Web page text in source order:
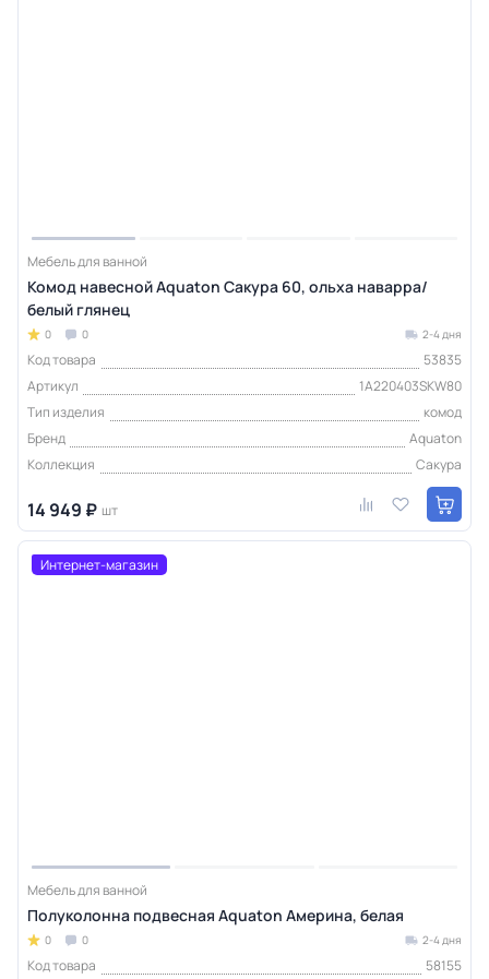
Мебель для ванной
Комод навесной Aquaton Сакура 60, ольха наварра/
белый глянец
0 0 2-4 дня
Код товара
53835
Артикул
1A220403SKW80
Тип изделия
комод
Бренд
Aquaton
Коллекция
Сакура
14 949 ₽ шт
Интернет-магазин
Мебель для ванной
Полуколонна подвесная Aquaton Америна, белая
0 0 2-4 дня
Код товара
58155